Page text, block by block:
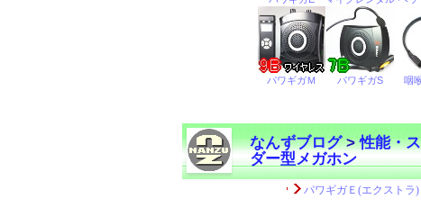
なんずブログ>性能・
ダー型メガホン